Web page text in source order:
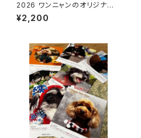
2026 ワンニャンのオリジナル
卓上カレンダー はがきサイ
ズ A：新規制作
¥2,200